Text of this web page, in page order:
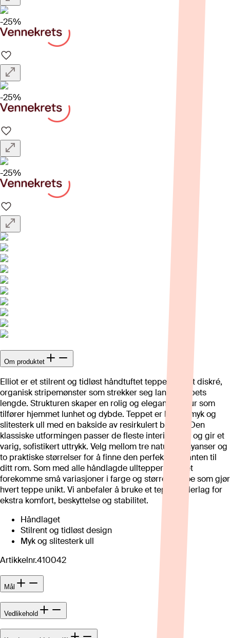
-25%
-25%
-25%
Om produktet
Elliot er et stilrent og tidløst håndtuftet teppe med et diskré,
organisk stripemønster som strekker seg langs teppets
lengde. Strukturen skaper en rolig og elegant tekstur som
tilfører hjemmet lunhet og dybde. Teppet er laget i myk og
slitesterk ull med en bakside av resirkulert bomull. Den
klassiske utformingen passer de fleste interiørstiler og gir et
varig, sofistikert uttrykk. Velg mellom tre naturlige nyanser og
to praktiske størrelser for å finne den perfekte varianten til
ditt rom. Som med alle håndlagde ulltepper kan det
forekomme små variasjoner i farge og størrelse, noe som gjør
hvert teppe unikt. Vi anbefaler å bruke et teppeunderlag for
ekstra komfort, beskyttelse og stabilitet.
Håndlaget
Stilrent og tidløst design
Myk og slitesterk ull
Artikkelnr.410042
Mål
Vedlikehold